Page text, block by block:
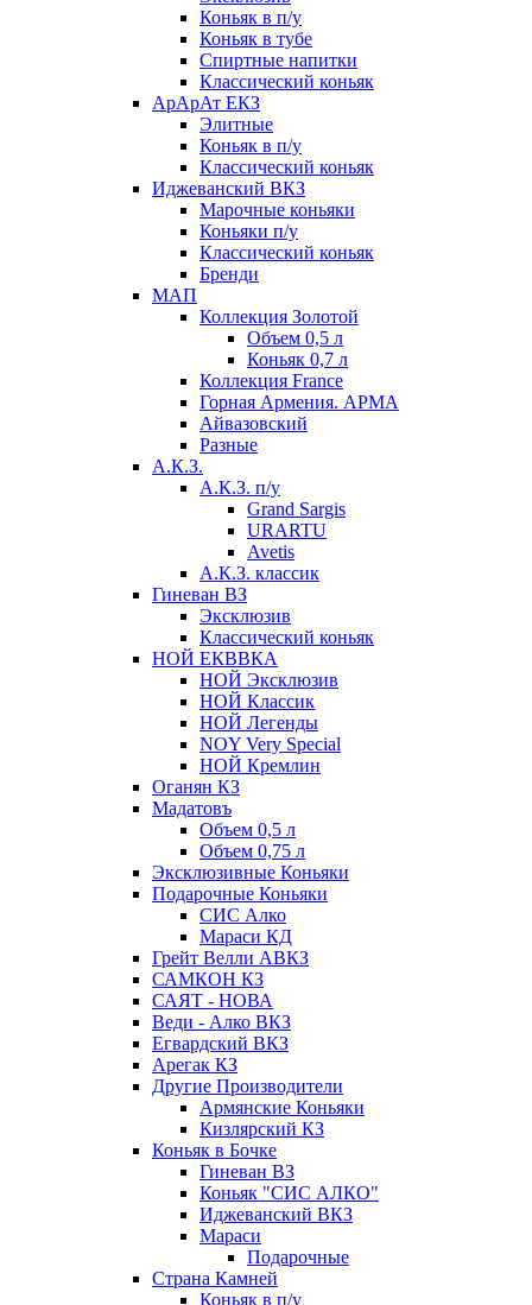
Коньяк в п/у
Коньяк в тубе
Спиртные напитки
Классический коньяк
АрАрАт ЕКЗ
Элитные
Коньяк в п/у
Классический коньяк
Иджеванский ВКЗ
Марочные коньяки
Коньяки п/у
Классический коньяк
Бренди
МАП
Коллекция Золотой
Объем 0,5 л
Коньяк 0,7 л
Коллекция France
Горная Армения. АРМА
Айвазовский
Разные
А.К.З.
А.К.З. п/у
Grand Sargis
URARTU
Avetis
А.К.З. классик
Гиневан ВЗ
Эксклюзив
Классический коньяк
НОЙ ЕКВВКА
НОЙ Эксклюзив
НОЙ Классик
НОЙ Легенды
NOY Very Speсial
НОЙ Кремлин
Оганян КЗ
Мадатовъ
Объем 0,5 л
Объем 0,75 л
Эксклюзивные Коньяки
Подарочные Коньяки
СИС Алко
Мараси КД
Грейт Велли АВКЗ
САМКОН КЗ
САЯТ - НОВА
Веди - Алко ВКЗ
Егвардский ВКЗ
Арегак КЗ
Другие Производители
Армянские Коньяки
Кизлярский КЗ
Коньяк в Бочке
Гиневан ВЗ
Коньяк "СИС АЛКО"
Иджеванский ВКЗ
Мараси
Подарочные
Страна Камней
Коньяк в п/у